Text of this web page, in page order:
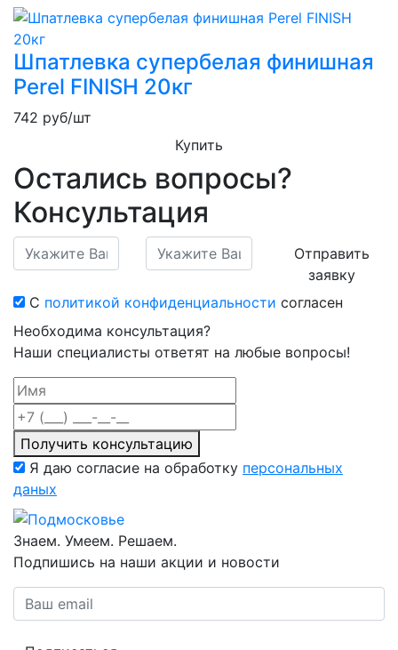
Шпатлевка супербелая финишная
Perel FINISH 20кг
742 руб/шт
Купить
Остались вопросы?
Консультация
Отправить
заявку
С политикой конфиденциальности согласен
Необходима консультация?
Наши специалисты ответят на любые вопросы!
Получить консультацию
Я даю согласие на обработку персональных
даных
Знаем. Умеем. Решаем.
Подпишись на наши акции и новости